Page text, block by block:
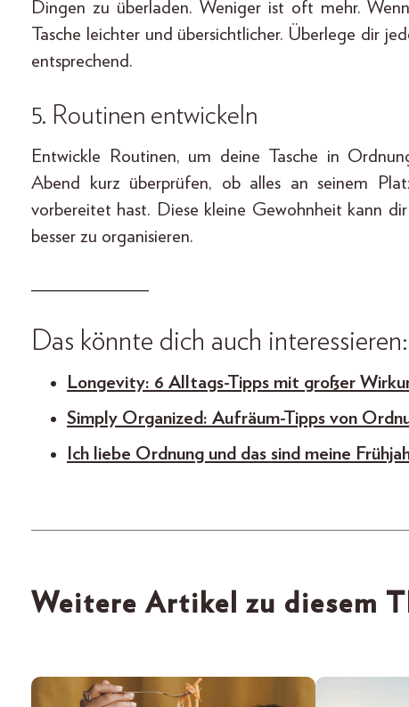
Dingen zu überladen. Weniger ist oft mehr.
Tasche leichter und übersichtlicher. Überlege dir
entsprechend.
5. Routinen entwickeln
Entwickle Routinen, um deine Tasche in
Abend kurz überprüfen, ob alles an seinem
vorbereitet hast. Diese kleine Gewohnheit kann
besser zu organisieren.
____________
Das könnte dich auch interessieren:
Longevity: 6 Alltags-Tipps mit großer
Simply Organized: Aufräum-Tipps von
Ich liebe Ordnung und das sind meine
Weitere Artikel zu diesem